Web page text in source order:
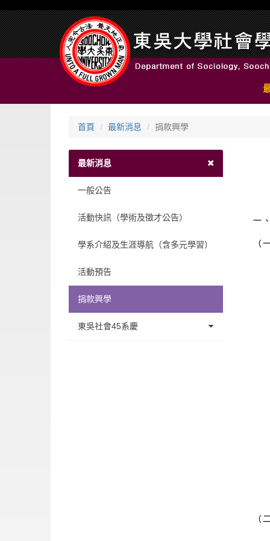
首頁 最新消息 捐款興學
最新消息
一般公告
活動快訊（學術及徵才公告）
學系介紹及生涯導航（含多元學習）
活動預告
捐款興學
東吳社會45系慶
一
（
1.
（
2.
（
（